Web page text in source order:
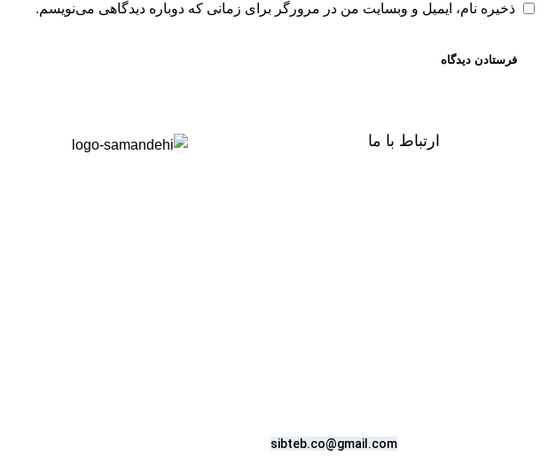
ذخیره نام، ایمیل و وبسایت من در مرورگر برای زمانی که دوباره دیدگاهی می‌نویسم.
ارتباط با ما
sibteb.co@gmail.com